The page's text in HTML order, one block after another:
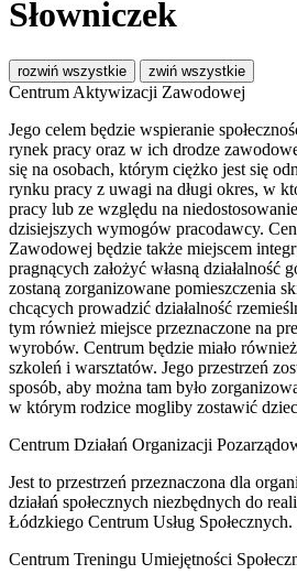
Słowniczek
rozwiń wszystkie zwiń wszystkie
Centrum Aktywizacji Zawodowej
Jego celem będzie wspieranie
rynek pracy oraz w ich drodze
się na osobach, którym ciężko jest się
rynku pracy z uwagi na długi okres, w
pracy lub ze względu na
dzisiejszych wymogów pracodawcy.
Zawodowej będzie także miejscem
pragnących założyć własną działalność
zostaną zorganizowane pomieszczenia
chcących prowadzić działalność
tym również miejsce przeznaczone na
wyrobów. Centrum będzie miało
szkoleń i warsztatów. Jego przestrzeń
sposób, aby można tam było
w którym rodzice mogliby zostawić
Centrum Działań Organizacji
Jest to przestrzeń przeznaczona dla
działań społecznych niezbędnych do
Łódzkiego Centrum Usług Społecznych.
Centrum Treningu Umiejętności